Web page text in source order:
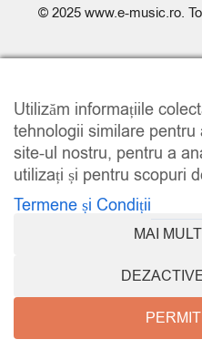
© 2025 www.e-music.ro.
Utilizăm informațiile
tehnologii similare
site-ul nostru, pentru a
utilizați și pentru scopuri
Termene și Condiții
MAI
REMOVE